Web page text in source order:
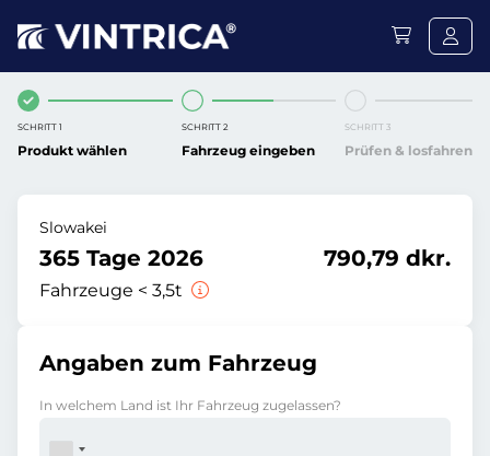
SCHRITT 1
Produkt wählen
SCHRITT 2
Fahrzeug eingeben
SCHRITT 3
Prüfen & losfahren
Slowakei
365 Tage 2026
Fahrzeuge < 3,5t
790,79 dkr.
Angaben zum Fahrzeug
In welchem Land ist Ihr Fahrzeug zugelassen?